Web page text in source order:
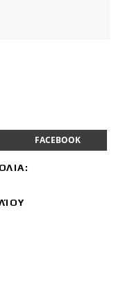
FACEBOOK